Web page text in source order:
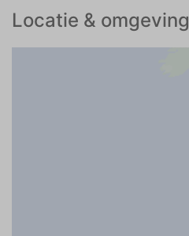
Locatie & omgeving